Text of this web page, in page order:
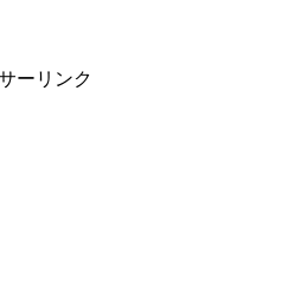
ーリンク